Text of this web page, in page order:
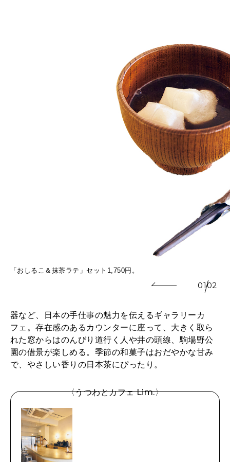
「おしるこ＆抹茶ラテ」セット1,750円。
0102
器など、日本の手仕事の魅力を伝えるギャラリーカ
フェ。存在感のあるカウンターに座って、大きく取ら
れた窓からはのんびり道行く人や井の頭線、駒場野公
園の借景が楽しめる。季節の和菓子はおだやかな甘み
で、やさしい香りの日本茶にぴったり。
〈うつわとカフェ Lim.〉